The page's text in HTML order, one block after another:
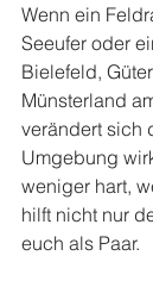
Wenn ein
Seeufer oder
Bielefeld,
Münsterland
verändert sich
Umgebung
weniger hart,
hilft nicht nur
euch als Paar.